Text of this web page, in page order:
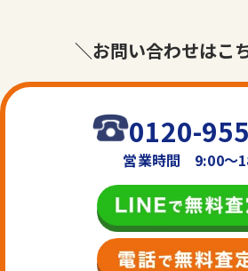
＼お問い合わせはこ
0120-
営業時間 9:00〜